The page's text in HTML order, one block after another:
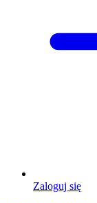
Zaloguj się